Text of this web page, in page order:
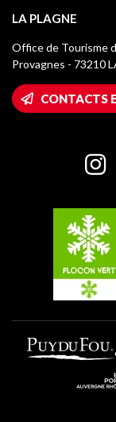
Taxe de séjour
Médiathèque
Logos La Plagne
Accès Wifi
Maison des
Charte des Acteurs
Champagny-en-
Montchavin - Les
Plagne 1800
Plagne Villages
Plagne Aime 2000
LA PLAGNE
Office de Tourisme
Provagnes - 73210
CONTACTS